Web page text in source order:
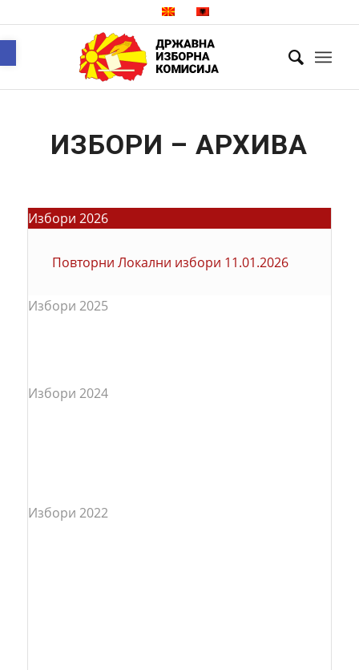
ИЗБОРИ – АРХИВА
Избори 2026
Повторни Локални избори 11.01.2026
Избори 2025
Избори 2024
Избори 2022
Open toolbar